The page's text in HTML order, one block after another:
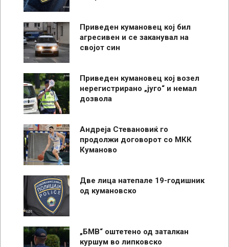
Приведен кумановец кој бил
агресивен и се заканувал на
својот син
Приведен кумановец кој возел
нерегистрирано „југо“ и немал
дозвола
Андреја Стевановиќ го
продолжи договорот со МКК
Куманово
Две лица натепале 19-годишник
од кумановско
„БМВ“ оштетено од заталкан
куршум во липковско